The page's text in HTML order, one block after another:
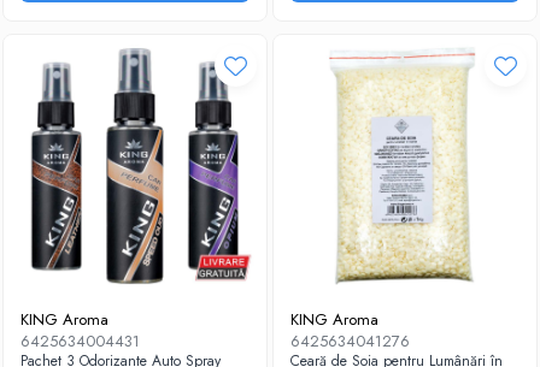
KING Aroma
6425634004431
Pachet 3 Odorizante Auto Spray
KING Aroma
6425634041276
Ceară de Soia pentru Lumânări în